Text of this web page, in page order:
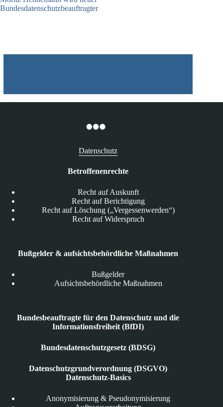
Bundesdatenschutzbeauftragter
Datenschutz
Betroffenenrechte
Recht auf Auskunft
Recht auf Berichtigung
Recht auf Löschung („Vergessenwerden“)
Recht auf Widerspruch
Bußgelder & aufsichtsbehördliche Maßnahmen
Bußgelder
Aufsichtsbehördliche Maßnahmen
Bundesbeauftragte für den Datenschutz und die
Informationsfreiheit (BfDI)
Bundesdatenschutzgesetz (BDSG)
Datenschutzgrundverordnung (DSGVO)
Datenschutz-Basics
Anonymisierung & Pseudonymisierung